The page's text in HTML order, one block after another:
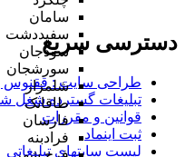
سامان
سفیددشت
سودجان
سورشجان
شلمزار
طاقانک
فارسان
فرادبنه
دسترسی سریع
طراحی سایت :‌ ققنوس
تبلیغات گسترده شغل
قوانین و مقررات
ثبت اینماد
لیست سایتهای تبلیغاتی